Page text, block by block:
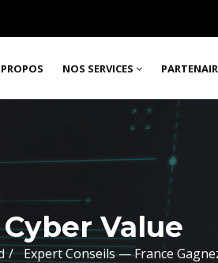
NOS SERVICES
Cyber Value
Expert Conseils — France